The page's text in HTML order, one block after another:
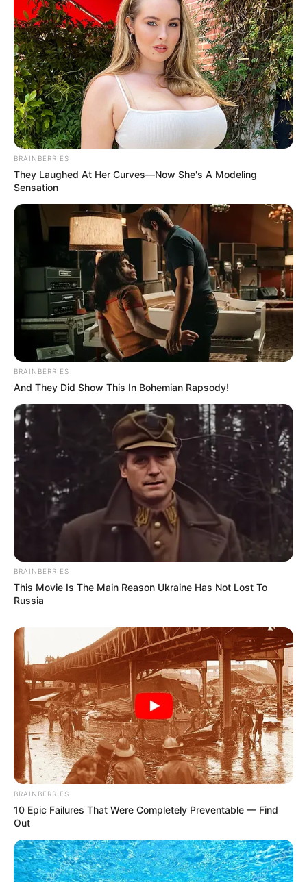
BRAINBERRIES
They Laughed At Her Curves—Now She's A Modeling
Sensation
BRAINBERRIES
And They Did Show This In Bohemian Rapsody!
BRAINBERRIES
This Movie Is The Main Reason Ukraine Has Not Lost To
Russia
BRAINBERRIES
10 Epic Failures That Were Completely Preventable — Find
Out